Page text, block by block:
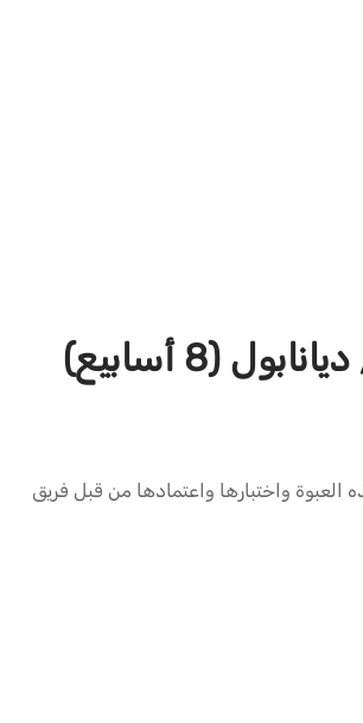
(8 أسابيع)
هذه العبوة واختبارها واعتمادها من قبل فريق